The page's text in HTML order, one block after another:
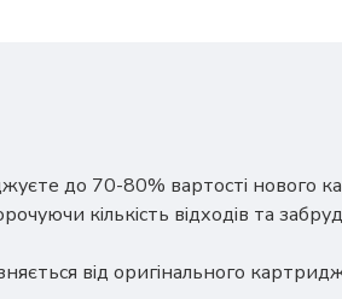
до 70-80% вартості нового
кількість відходів та
від оригінального